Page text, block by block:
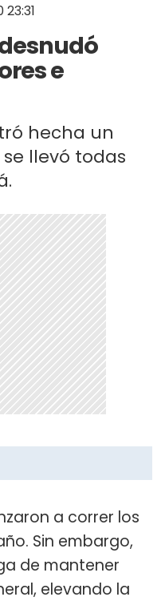
e
hecha un
llevó todas
a correr los
Sin embargo,
de mantener
elevando la